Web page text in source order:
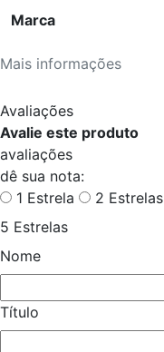
Mais informações
Marca
Avaliações
Avalie este produto
avaliações
dê sua nota:
1 Estrela
2 Estrelas
5 Estrelas
Nome
Título